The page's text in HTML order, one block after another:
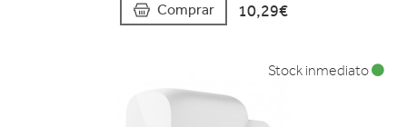
Comprar 10,29€
Stock inmediato